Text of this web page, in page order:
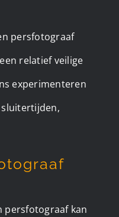
persfotograaf
relatief veilige
experimenteren
persfotograaf kan